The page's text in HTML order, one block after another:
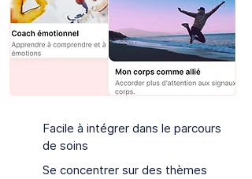
Facile à intégrer dans le parcours
de soins
Se concentrer sur des thèmes